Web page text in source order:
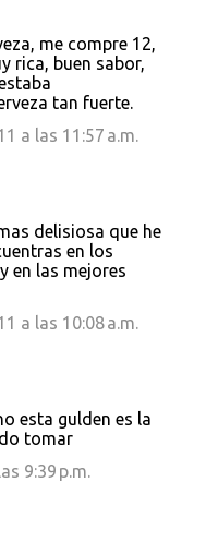
me compre 12,
rica, buen sabor,
tan fuerte.
a las 11:57 a.m.
delisiosa que he
en los
en las mejores
a las 10:08 a.m.
esta gulden es la
tomar
9:39 p.m.